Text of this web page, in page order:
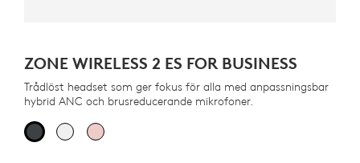
ZONE WIRELESS 2 ES FOR BUSINESS
Trådlöst headset som ger fokus för alla med anpassningsbar
hybrid ANC och brusreducerande mikrofoner.